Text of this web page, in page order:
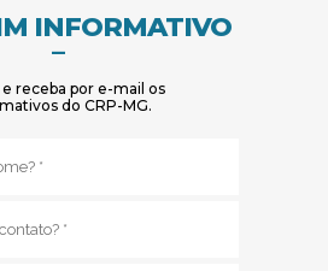
INFORMATIVO
–
e receba por e-mail os
do CRP-MG.
mail